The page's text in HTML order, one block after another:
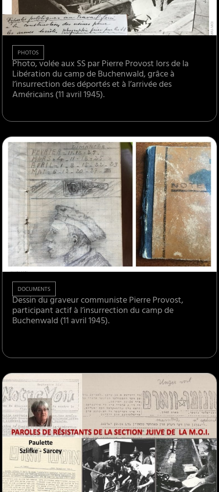
PHOTOS
Photo, volée aux SS par Pierre Provost lors de la
Libération du camp de Buchenwald, grâce à
l’insurrection des déportés et à l’arrivée des
Américains (11 avril 1945).
DOCUMENTS
Dessin du graveur communiste Pierre Provost,
participant actif à l’insurrection du camp de
Buchenwald (11 avril 1945).